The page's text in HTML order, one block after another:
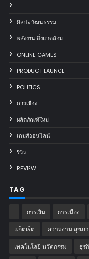
ศิลปะ วัฒนธรรม
พลังงาน สิ่งแวดล้อม
ONLINE GAMES
PRODUCT LAUNCE
POLITICS
การเมือง
ผลิตภัณฑ์ใหม่
เกมส์ออนไลน์
รีวิว
REVIEW
TAG
การเงิน การเมือง
แก็ตเจ็ต ความงาม สุขภ
เทคโนโลยี นวัตกรรม ธุร